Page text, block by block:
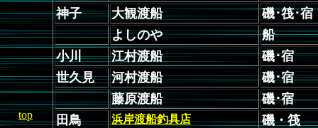
神子
大観渡船
磯･筏･宿
よしのや
船
小川
江村渡船
磯･宿
世久見
河村渡船
磯･宿
藤原渡船
磯･宿
田鳥
浜岸渡船釣具店
磯・筏
top